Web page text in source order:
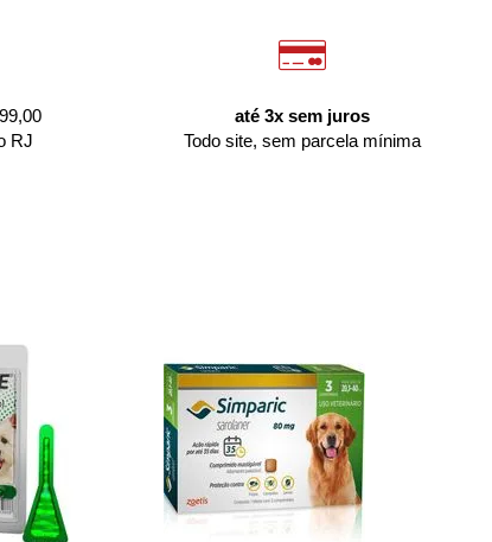
RJ
até 3x sem juros
Todo site, sem parcela mínima